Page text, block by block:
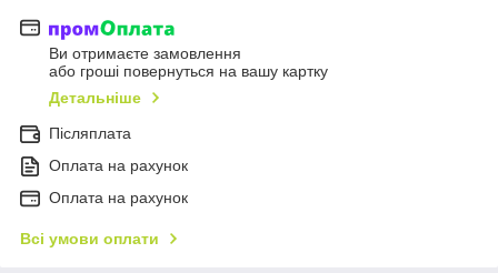
Ви отримаєте замовлення
або гроші повернуться на вашу картку
Детальніше
Післяплата
Оплата на рахунок
Оплата на рахунок
Всі умови оплати